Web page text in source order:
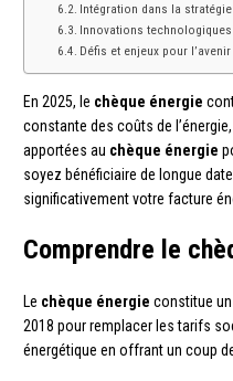
Intégration dans la
Innovations
Défis et enjeux pour l’avenir
En 2025, le chèque énergie
constante des coûts de
apportées au chèque énergie
soyez bénéficiaire de longue
significativement votre facture
Comprendre le
Le chèque énergie constitue
2018 pour remplacer les tarifs
énergétique en offrant un coup